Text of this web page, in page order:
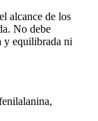
alcance de los
No debe
y equilibrada ni